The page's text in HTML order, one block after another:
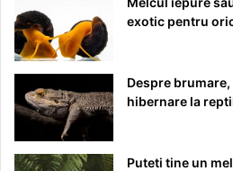
exotic pentru
Despre
hibernare la
Puteti tine un